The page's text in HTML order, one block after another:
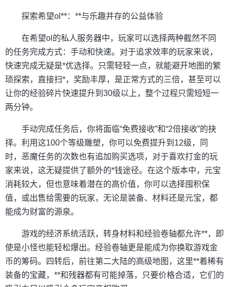
探索希望ol**：**与乐趣并存的公益体验
在希望ol的私人服务器中，玩家可以选择两种截然不同
的任务完成方式：手动和快速。对于追求效率的玩家来说，
快速完成无疑是*优选择。只需轻轻一点，就能避开地图的繁
琐探索，直接扫*，奖励丰厚，是正常方式的三倍，甚至可以
让你的经验碎片快速提升到30级以上，整个过程只需短短一
两分钟。
手动完成任务后，你将面临“免费接收”和“2倍接收”的抉
择。利用这100个等级雕塑，你可以免费提升到12级，同
时，恶魔任务的次数也有追加购买选项，对于喜欢打金的玩
家来说，这无疑提供了额外的*钱途径。在这个版本中，元宝
消耗较大，但也意味着潜在的高价值，你可以选择囤积保
值，或出售给需要的玩家，无论是装备、材料还是元宝，都
能成为财富的源泉。
游戏的经济系统活跃，转身材料和经验卷轴都允许**，即
使是小怪也能轻松爆出。经验卷轴更是能成为你换取游戏金
币的筹码。四转后，前往第二大陆的高级地图，这里**着稀有
装备的宝藏，**和残器都有可能掉落，只要价格合适，它们的